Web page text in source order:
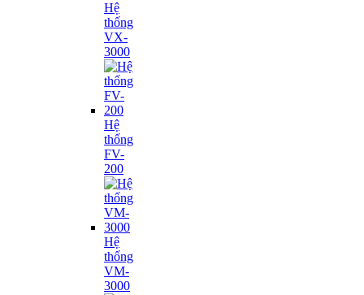
Hệ
thống
VX-
3000
Hệ
thống
FV-
200
Hệ
thống
VM-
3000